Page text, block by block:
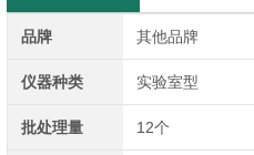
品牌 其他品牌
仪器种类 实验室型
批处理量 12个